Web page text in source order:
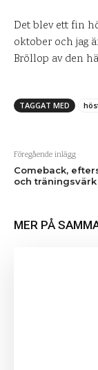
Det blev ett fin
oktober och jag
Bröllop av den
TAGGAT MED
Föregående inlägg
Comeback,
och träningsvärk
MER PÅ